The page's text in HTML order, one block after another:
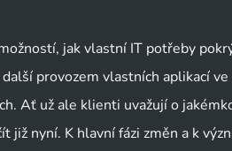
jak vlastní IT potřeby
další provozem vlastních aplikací
Ať už ale klienti uvažují o
již nyní. K hlavní fázi změn a k